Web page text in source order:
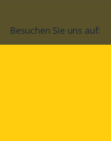
Besuchen Sie uns auf: